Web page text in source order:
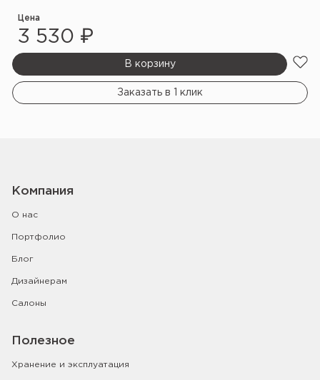
Цена
3 530 ₽
В корзину
Заказать в 1 клик
Компания
О нас
Портфолио
Блог
Дизайнерам
Салоны
Полезное
Хранение и эксплуатация